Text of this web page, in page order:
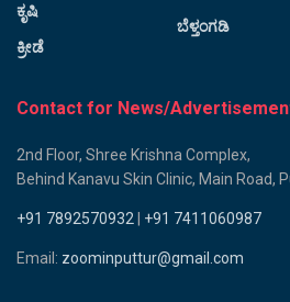
ಕೃಷಿ
ಕ್ರೀಡೆ
ಬೆಳ್ತಂಗಡಿ
Contact for News/
2nd Floor, Shree Krishna Complex,
Behind Kanavu Skin Clinic, Main Road,
+91 7892570932 +91 7411060987
Email: zoominputtur@gmail.com